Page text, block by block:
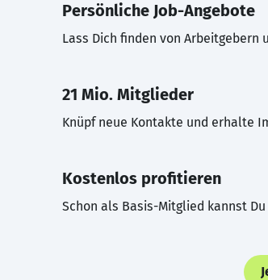
Persönliche Job-Angebote
Lass Dich finden von Arbeitgebern
21 Mio. Mitglieder
Knüpf neue Kontakte und erhalte
Kostenlos profitieren
Schon als Basis-Mitglied kannst